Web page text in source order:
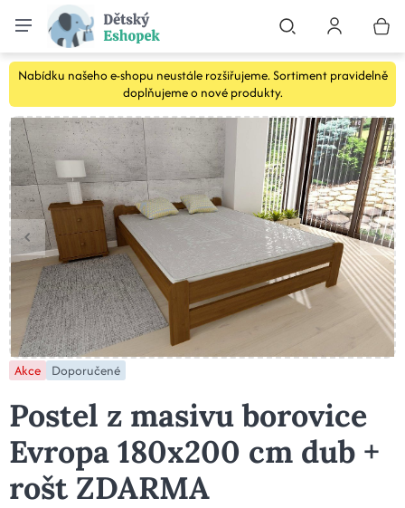
Nabídku našeho e-shopu neustále rozšiřujeme. Sortiment pravidelně
doplňujeme o nové produkty.
Akce Doporučené
Postel z masivu borovice
Evropa 180x200 cm dub +
rošt ZDARMA